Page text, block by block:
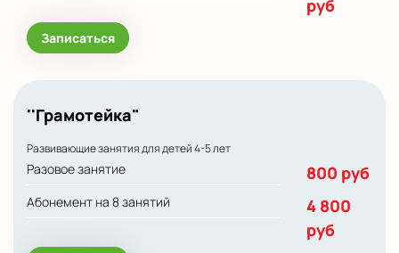
руб
Записаться
''Грамотейка"
Развивающие занятия для детей 4-5 лет
Разовое занятие 800 руб
Абонемент на 8 занятий
4 800
руб